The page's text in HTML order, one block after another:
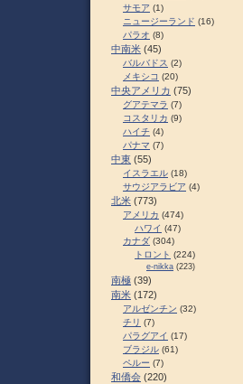
サモア (1)
ニュージーランド (16)
パラオ (8)
中南米 (45)
バルバドス (2)
メキシコ (20)
中央アメリカ (75)
グアテマラ (7)
コスタリカ (9)
ハイチ (4)
パナマ (7)
中東 (55)
イスラエル (18)
サウジアラビア (4)
北米 (773)
アメリカ (474)
ハワイ (47)
カナダ (304)
トロント (224)
e-nikka (223)
南極 (39)
南米 (172)
アルゼンチン (32)
チリ (7)
パラグアイ (17)
ブラジル (61)
ペルー (7)
和僑会 (220)